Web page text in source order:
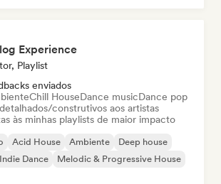
Experience
Playlist
enviados
Chill HouseDance musicDance pop
construtivos aos artistas
às minhas playlists de maior impacto
Acid House Ambiente
Deep house
Indie Dance
Melodic & Progressive House